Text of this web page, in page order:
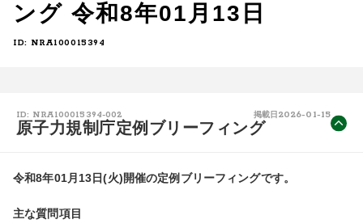
ング 令和8年01月13日
ID: NRA100015394
ID: NRA100015394-002 掲載日 2026-01-15
原子力規制庁定例ブリーフィング
令和8年01月13日(火)開催の定例ブリーフィングです。
主な質問項目